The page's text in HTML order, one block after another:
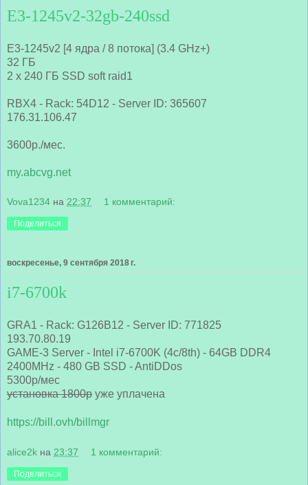
E3-1245v2-32gb-240ssd
E3-1245v2 [4 ядра / 8 потока] (3.4 GHz+)
32 ГБ
2 x 240 ГБ SSD soft raid1
RBX4 - Rack: 54D12 - Server ID: 365607
176.31.106.47
3600р./мес.
my.abcvg.net
Vova1234 на 22:37 1 комментарий:
Поделиться
воскресенье, 9 сентября 2018 г.
i7-6700k
GRA1 - Rack: G126B12 - Server ID: 771825
193.70.80.19
GAME-3 Server - Intel i7-6700K (4c/8th) - 64GB DDR4
2400MHz - 480 GB SSD - AntiDDos
5300р/мес
установка 1800р уже уплачена
https://bill.ovh/billmgr
alice2k на 23:37 1 комментарий:
Поделиться